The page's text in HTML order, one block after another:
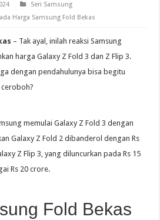
Seri Samsung
Harga Samsung Fold Bekas
– Tak ayal, inilah reaksi Samsung
harga Galaxy Z Fold 3 dan Z Flip 3.
dengan pendahulunya bisa begitu
memulai Galaxy Z Fold 3 dengan
Galaxy Z Fold 2 dibanderol dengan Rs
Z Flip 3, yang diluncurkan pada Rs 15
Rs 20 crore.
Fold Bekas